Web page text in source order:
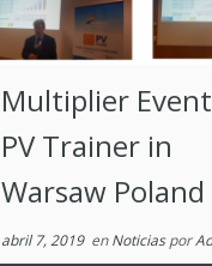
Multiplier
PV Trainer in
Warsaw Poland
abril 7, 2019enNoticiaspor